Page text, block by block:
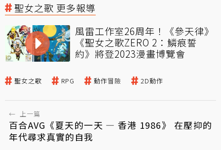
聖女之歌 更多報導
風雷工作室26周年！《參天律》
《聖女之歌ZERO 2：鱗痕誓
約》將登2023漫畫博覽會
聖女之歌 RPG 動作冒險 2D動作
← 上一篇
百合AVG《夏天的一天 — 香港 1986》 在壓抑的
年代尋求真實的自我